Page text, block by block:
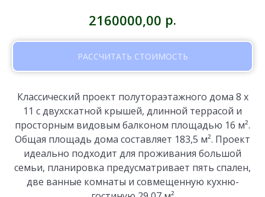
2160000,00 р.
РАССЧИТАТЬ СТОИМОСТЬ
Классический проект полутораэтажного дома 8 х
11 с двухскатной крышей, длинной террасой и
просторным видовым балконом площадью 16 м².
Общая площадь дома составляет 183,5 м². Проект
идеально подходит для проживания большой
семьи, планировка предусматривает пять спален,
две ванные комнаты и совмещенную кухню-